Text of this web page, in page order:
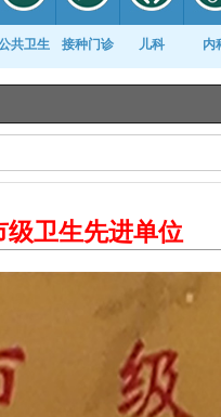
共卫生 接种门诊 儿科 内
级卫生先进单位